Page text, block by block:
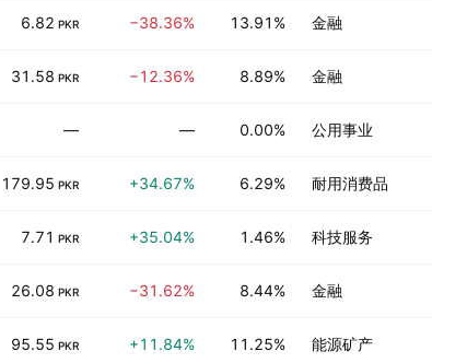
6.82 PKR −38.36% 13.91% 金融
31.58 PKR −12.36% 8.89% 金融
— — 0.00% 公用事业
179.95 PKR +34.67% 6.29% 耐用消费品
7.71 PKR +35.04% 1.46% 科技服务
26.08 PKR −31.62% 8.44% 金融
95.55 PKR +11.84% 11.25% 能源矿产